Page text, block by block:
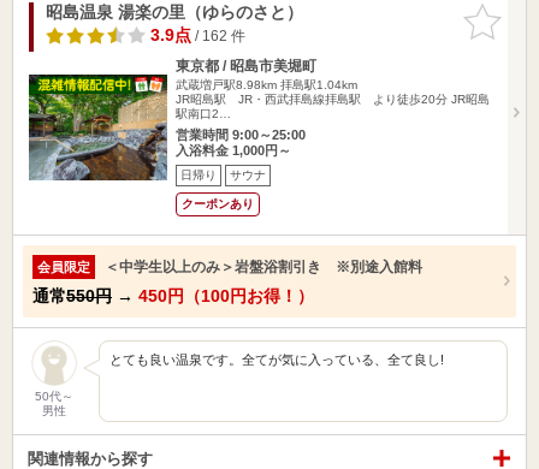
お気に入
りに追加
昭島温泉 湯楽の里（ゆらのさと）
3.9点/ 162 件
東京都 / 昭島市美堀町
武蔵増戸駅8.98km 拝島駅1.04km
JR昭島駅 JR・西武拝島線拝島駅 より徒歩20分 JR昭島
駅南口2…
営業時間 9:00～25:00
入浴料金 1,000円～
日帰り サウナ
クーポンあり
会員限定 ＜中学生以上のみ＞岩盤浴割引き ※別途入館料
通常550円 → 450円（100円お得！）
50代～
男性
とても良い温泉です。全てが気に入っている、全て良し!
関連情報から探す